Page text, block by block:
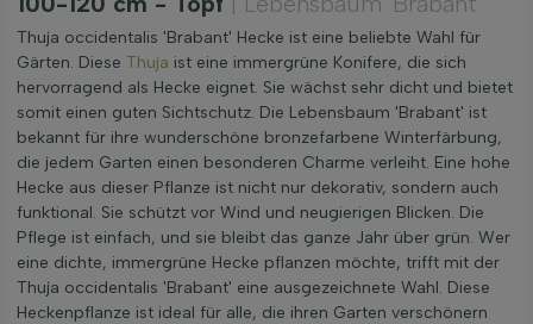
Thuja occidentalis 'Brabant' Hecke ist eine beliebte Wahl für
Gärten. Diese Thuja ist eine immergrüne Konifere, die sich
hervorragend als Hecke eignet. Sie wächst sehr dicht und bietet
somit einen guten Sichtschutz. Die Lebensbaum 'Brabant' ist
bekannt für ihre wunderschöne bronzefarbene Winterfärbung,
die jedem Garten einen besonderen Charme verleiht. Eine hohe
Hecke aus dieser Pflanze ist nicht nur dekorativ, sondern auch
funktional. Sie schützt vor Wind und neugierigen Blicken. Die
Pflege ist einfach, und sie bleibt das ganze Jahr über grün. Wer
eine dichte, immergrüne Hecke pflanzen möchte, trifft mit der
Thuja occidentalis 'Brabant' eine ausgezeichnete Wahl. Diese
Heckenpflanze ist ideal für alle, die ihren Garten verschönern